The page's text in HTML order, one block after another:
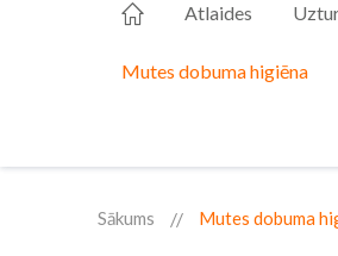
Atlaides
Mutes dobuma higiēna
Sākums Mutes dobuma